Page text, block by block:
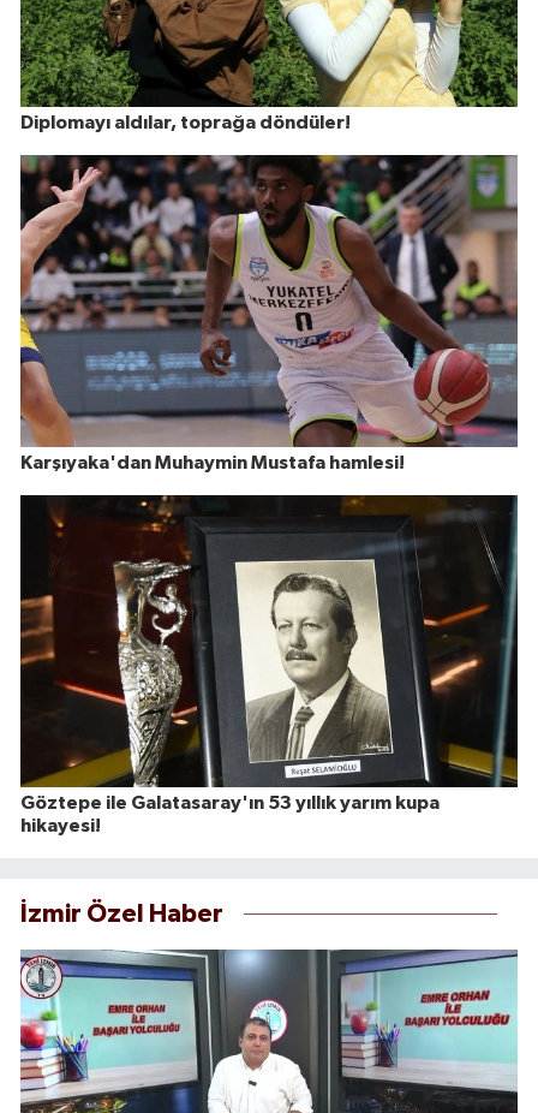
Diplomayı aldılar, toprağa döndüler!
Karşıyaka'dan Muhaymin Mustafa hamlesi!
Göztepe ile Galatasaray'ın 53 yıllık yarım kupa
hikayesi!
İzmir Özel Haber